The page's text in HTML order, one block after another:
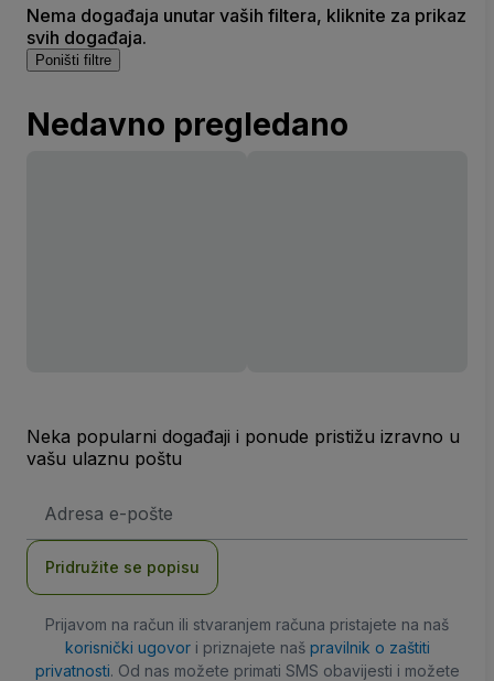
Nema događaja unutar vaših filtera, kliknite za prikaz
svih događaja.
Poništi filtre
Nedavno pregledano
Neka popularni događaji i ponude pristižu izravno u
vašu ulaznu poštu
mail
Pridružite se popisu
Prijavom na račun ili stvaranjem računa pristajete na naš
korisnički ugovori priznajete naš pravilnik o zaštiti
privatnosti. Od nas možete primati SMS obavijesti i možete